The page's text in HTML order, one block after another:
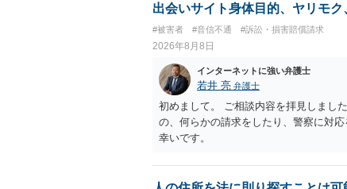
出会いサイト身体目的、ヤリモク
#被害者 #音信不通 #訴訟・損害賠償請求
2026年8月8日
インターネットに強い弁護士
若井 亮 弁護士
初めまして。 ご相談内容を拝見しまし
の、何らかの請求をしたり、警察に対
幸いです。